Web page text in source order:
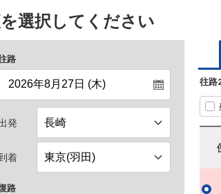
選択してください
路
発
着
路
往路